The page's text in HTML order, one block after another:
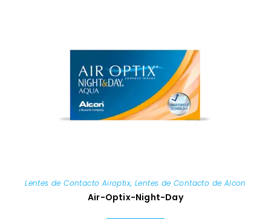
Lentes de Contacto Airoptix, Lentes de Contacto de Alcon
Air-Optix-Night-Day